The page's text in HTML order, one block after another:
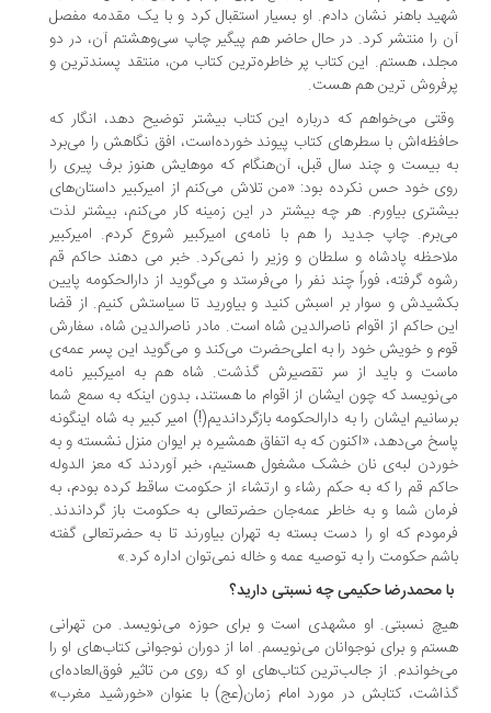
باهنر نشان دادم. او بسیار استقبال کرد و با یک مقدمه مفصل
را منتشر کرد. در حال حاضر هم پیگیر چاپ سی‌وهشتم آن، در دو
هستم. این کتاب پر خاطره‌ترین کتاب من، منتقد پسندترین و
ترین هم هست.
می‌خواهم که درباره این کتاب بیشتر توضیح دهد، انگار که
با سطرهای کتاب پیوند خورده‌است، افق نگاهش را می‌برد
بیست و چند سال قبل، آن‌هنگام که موهایش هنوز برف پیری را
خود حس نکرده بود: «من تلاش می‌کنم از امیرکبیر داستان‌های
بیاورم. هر چه بیشتر در این زمینه کار می‌کنم، بیشتر لذت
چاپ جدید را هم با نامه‌ی امیرکبیر شروع کردم. امیرکبیر
پادشاه و سلطان و وزیر را نمی‌کرد. خبر می دهند حاکم قم
گرفته، فوراً چند نفر را می‌فرستد و می‌گوید از دارالحکومه پایین
و سوار بر اسبش کنید و بیاورید تا سیاستش کنیم. از قضا
حاکم از اقوام ناصرالدین شاه است. مادر ناصرالدین شاه، سفارش
و خویش خود را به اعلی‌حضرت می‌کند و می‌گوید این پسر عمه‌ی
و باید از سر تقصیرش گذشت. شاه هم به امیرکبیر نامه
که چون ایشان از اقوام ما هستند، بدون اینکه به سمع شما
ایشان را به دارالحکومه بازگرداندیم(!) امیر کبیر به شاه اینگونه
می‌دهد، «اکنون که به اتفاق همشیره بر ایوان منزل نشسته و به
لبه‌ی نان خشک مشغول هستیم، خبر آوردند که معز الدوله
قم را که به حکم رشاء و ارتشاء از حکومت ساقط کرده بودم، به
شما و به خاطر عمه‌جان حضرتعالی به حکومت باز گرداندند.
که او را دست بسته به تهران بیاورند تا به حضرتعالی گفته
حکومت را به توصیه عمه و خاله نمی‌توان اداره کرد.»
محمدرضا حکیمی چه نسبتی دارید؟
نسبتی. او مشهدی است و برای حوزه می‌نویسد. من تهرانی
و برای نوجوانان می‌نویسم. اما از دوران نوجوانی کتاب‌های او را
از جالب‌ترین کتاب‌های او که روی من تاثیر فوق‌العاده‌ای
کتابش در مورد امام زمان(عج) با عنوان «خورشید مغرب»